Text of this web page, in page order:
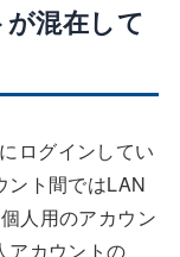
混在して
ログインしてい
ント間ではLAN
人用のアカウン
アカウントの